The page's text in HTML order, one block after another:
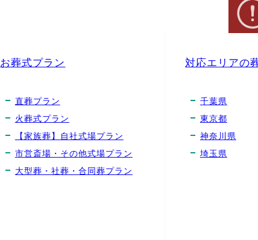
お葬式プラン
直葬プラン
火葬式プラン
【家族葬】自社式場プラン
市営斎場・その他式場プラン
大型葬・社葬・合同葬プラン
対応エリアの
千葉県
東京都
神奈川県
埼玉県